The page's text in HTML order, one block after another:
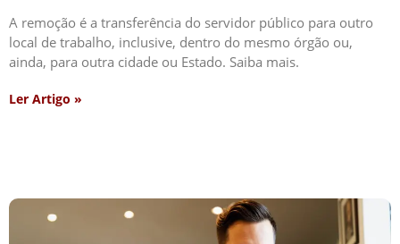
A remoção é a transferência do servidor público para outro
local de trabalho, inclusive, dentro do mesmo órgão ou,
ainda, para outra cidade ou Estado. Saiba mais.
Ler Artigo »